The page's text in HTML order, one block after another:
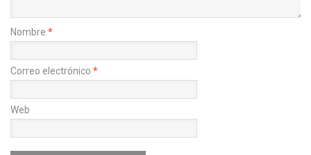
Nombre *
Correo electrónico *
Web